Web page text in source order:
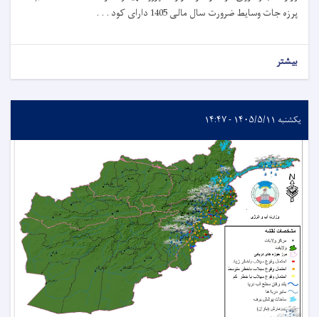
پرزه جات وسایط ضرورت سال مالی 1405 دارای کود . . .
بیشتر
یکشنبه ۱۴۰۵/۵/۱۱ - ۱۴:۴۷